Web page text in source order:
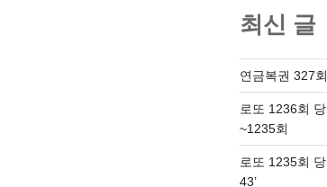
최신 글
연금복권 327
로또 1236회
~1235회
로또 1235회
43’